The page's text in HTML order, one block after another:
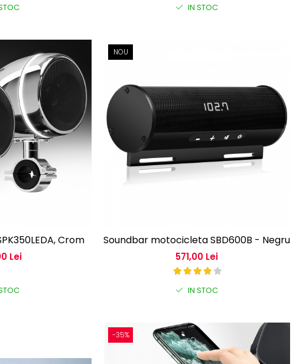
IN STOC
Crom
Lei
NOU
Soundbar motocicleta SBD600B - Negru
571,00 Lei
IN STOC
-35%